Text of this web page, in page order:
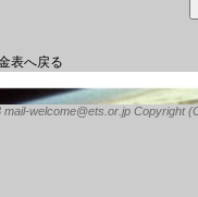
表へ戻る
welcome@ets.or.jp Copyright